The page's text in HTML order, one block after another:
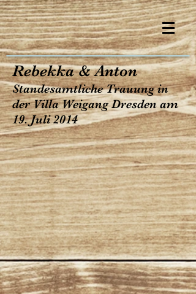
Rebekka & Anton
Standesamtliche Trauung in
der Villa Weigang Dresden am
19. Juli 2014